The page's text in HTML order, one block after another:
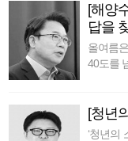
[해양
답을
올여름
40도를
[청년
‘청년의